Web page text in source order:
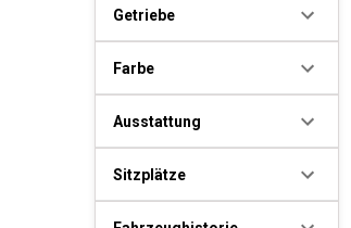
Getriebe
Farbe
Ausstattung
Sitzplätze